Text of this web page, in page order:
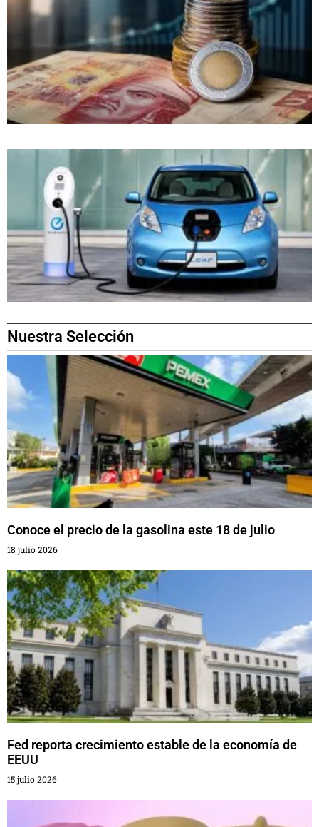
Nuestra Selección
Conoce el precio de la gasolina este 18 de julio
18 julio 2026
Fed reporta crecimiento estable de la economía de
EEUU
15 julio 2026